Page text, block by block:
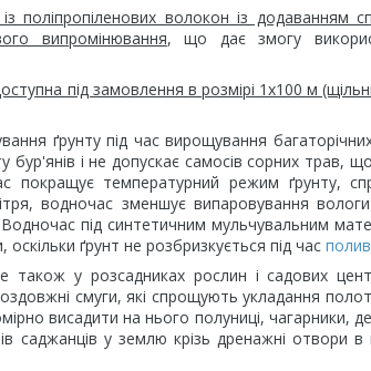
поліпропіленових волокон із додаванням
випромінювання, що дає змогу
під замовлення в розмірі 1х100 м
ґрунту під час вирощування
бур'янів і не допускає самосів сорних трав,
покращує температурний режим ґрунту,
водночас зменшує випаровування
під синтетичним мульчувальним
ґрунт не розбризкується під час
також у розсадниках рослин і садових
смуги, які спрощують укладання
висадити на нього полуниці, чагарники,
саджанців у землю крізь дренажні отвори в